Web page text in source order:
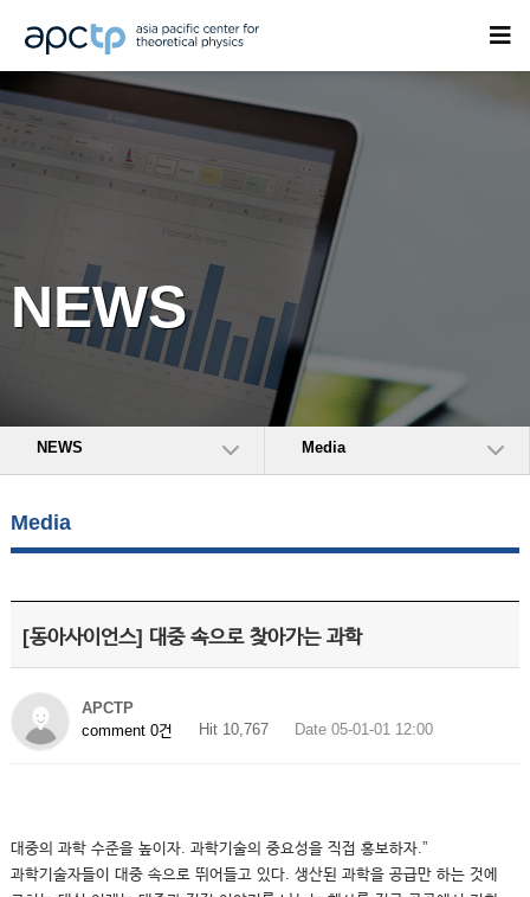
NEWS
NEWS Media
Media
[동아사이언스] 대중 속으로 찾아가는 과학
APCTP
comment 0건
Hit 10,767 Date 05-01-01 12:00
대중의 과학 수준을 높이자. 과학기술의 중요성을 직접 홍보하자.”
과학기술자들이 대중 속으로 뛰어들고 있다. 생산된 과학을 공급만 하는 것에